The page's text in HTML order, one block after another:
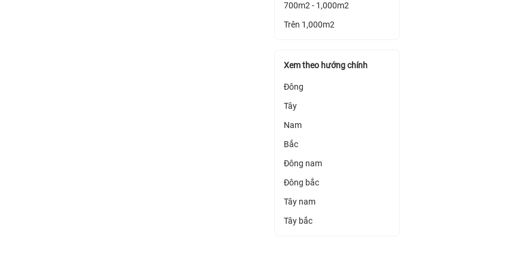
700m2 - 1,000m2
Trên 1,000m2
Xem theo hướng chính
Đông
Tây
Nam
Bắc
Đông nam
Đông bắc
Tây nam
Tây bắc